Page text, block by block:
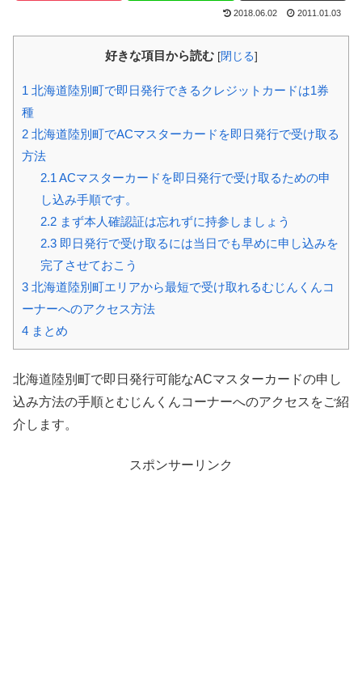
2018.06.02 2011.01.03
好きな項目から読む [閉じる]
1 北海道陸別町で即日発行できるクレジットカードは1券
種
2 北海道陸別町でACマスターカードを即日発行で受け取る
方法
2.1 ACマスターカードを即日発行で受け取るための申
し込み手順です。
2.2まず本人確認証は忘れずに持参しましょう
2.3即日発行で受け取るには当日でも早めに申し込みを
完了させておこう
3 北海道陸別町エリアから最短で受け取れるむじんくんコ
ーナーへのアクセス方法
4 まとめ
北海道陸別町で即日発行可能なACマスターカードの申し
込み方法の手順とむじんくんコーナーへのアクセスをご紹
介します。
スポンサーリンク